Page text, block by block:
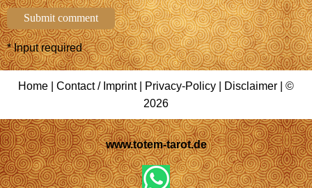
* Input required
Home Contact / Imprint| Privacy-Policy Disclaimer | ©
2026
www.totem-tarot.de